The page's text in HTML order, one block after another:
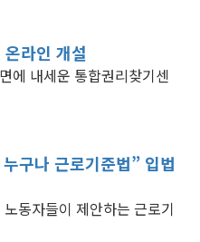
라인 개설
에 내세운 통합권리찾기센
구나 근로기준법” 입법
동자들이 제안하는 근로기